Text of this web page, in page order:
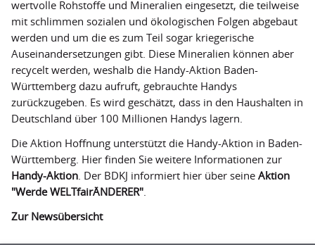
FairWertung
Spendenkonto
Kooperationspartner
Transparenz
wertvolle Rohstoffe und Mineralien eingesetzt, die teilweise
mit schlimmen sozialen und ökologischen Folgen abgebaut
werden und um die es zum Teil sogar kriegerische
Auseinandersetzungen gibt. Diese Mineralien können aber
recycelt werden, weshalb die Handy-Aktion Baden-
Württemberg dazu aufruft, gebrauchte Handys
zurückzugeben. Es wird geschätzt, dass in den Haushalten in
Deutschland über 100 Millionen Handys lagern.
Die Aktion Hoffnung unterstützt die Handy-Aktion in Baden-
Württemberg. Hier finden Sie weitere Informationen zur
Handy-Aktion. Der BDKJ informiert hier über seine Aktion
"Werde WELTfairÄNDERER".
Zur Newsübersicht